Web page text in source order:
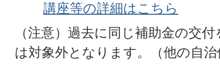
講座等の詳細はこちら
（注意）過去に同じ補助金の交
は対象外となります。（他の自